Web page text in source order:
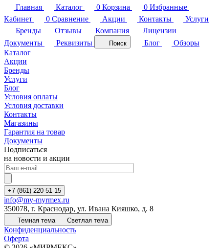
Главная
Каталог 0 Корзина 0 Избранные
Кабинет
0 Сравнение Акции Контакты
Услуги
Бренды
Отзывы Компания
Лицензии
Документы
Реквизиты Поиск Блог
Обзоры
Каталог
Акции
Бренды
Услуги
Блог
Условия оплаты
Условия доставки
Контакты
Магазины
Гарантия на товар
Документы
Подписаться
на новости и акции
+7 (861) 220-51-15
info@my-myrmex.ru
350078, г. Краснодар, ул. Ивана Кияшко, д. 8
Темная тема Светлая тема
Конфиденциальность
Оферта